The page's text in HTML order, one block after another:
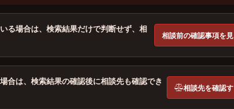
る場合は、検索結果だけで判断せず、相
相談前の確認事項を
合は、検索結果の確認後に相談先も確認でき
相談先を確認